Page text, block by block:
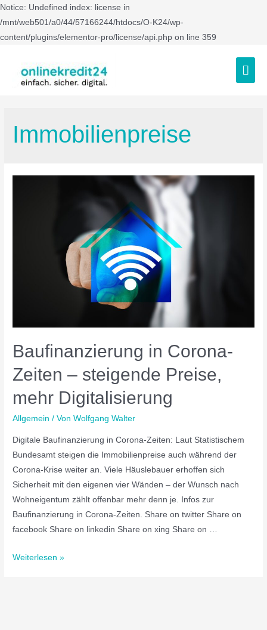
Notice: Undefined index: license in
/mnt/web501/a0/44/57166244/htdocs/O-K24/wp-
content/plugins/elementor-pro/license/api.php on line 359
Immobilienpreise
Baufinanzierung in Corona-
Zeiten – steigende Preise,
mehr Digitalisierung
Allgemein / VonWolfgang Walter
Digitale Baufinanzierung in Corona-Zeiten: Laut Statistischem
Bundesamt steigen die Immobilienpreise auch während der
Corona-Krise weiter an. Viele Häuslebauer erhoffen sich
Sicherheit mit den eigenen vier Wänden – der Wunsch nach
Wohneigentum zählt offenbar mehr denn je. Infos zur
Baufinanzierung in Corona-Zeiten. Share on twitter Share on
facebook Share on linkedin Share on xing Share on …
Weiterlesen »